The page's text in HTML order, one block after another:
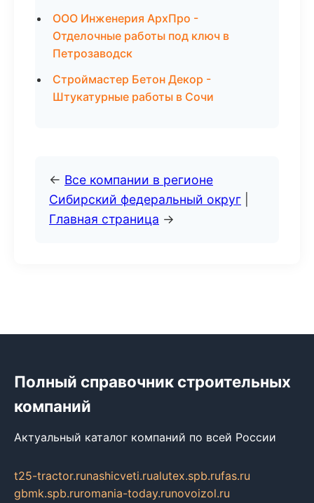
ООО Инженерия АрхПро -
Отделочные работы под ключ в
Петрозаводск
Строймастер Бетон Декор -
Штукатурные работы в Сочи
← Все компании в регионе
Сибирский федеральный округ
Главная страница →
Полный справочник строительных
компаний
Актуальный каталог компаний по всей России
t25-tractor.runashicveti.rualutex.spb.rufas.ru
gbmk.spb.ruromania-today.runovoizol.ru